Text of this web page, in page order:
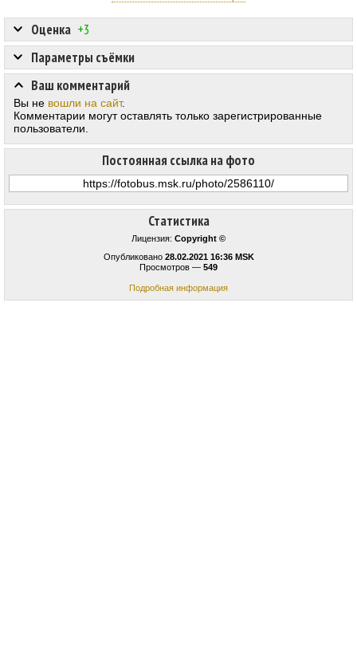
Статистика
Лицензия: Copyright ©
Опубликовано 28.02.2021 16:36 MSK
Просмотров — 549
Подробная информация
Оценка +3
Постоянная ссылка на фото
Параметры съёмки
Ваш комментарий
Вы не вошли на сайт.
Комментарии могут оставлять только зарегистрированные
пользователи.